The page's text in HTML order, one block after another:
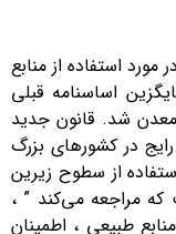
را در مورد استفاده از منابع
اساسنامه قبلی
شد. قانون جدید
رایج در کشورهای بزرگ
از سطوح زیرین
که مراجعه می‌کند ” ،
طبیعی ، اطمینان